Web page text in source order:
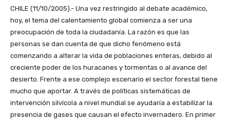
CHILE (11/10/2005).- Una vez restringido al debate académico,
hoy, el tema del calentamiento global comienza a ser una
preocupación de toda la ciudadanía. La razón es que las
personas se dan cuenta de que dicho fenómeno está
comenzando a alterar la vida de poblaciones enteras, debido al
creciente poder de los huracanes y tormentas o al avance del
desierto. Frente a ese complejo escenario el sector forestal tiene
mucho que aportar. A través de políticas sistemáticas de
intervención silvícola a nivel mundial se ayudaría a estabilizar la
presencia de gases que causan el efecto invernadero. En primer